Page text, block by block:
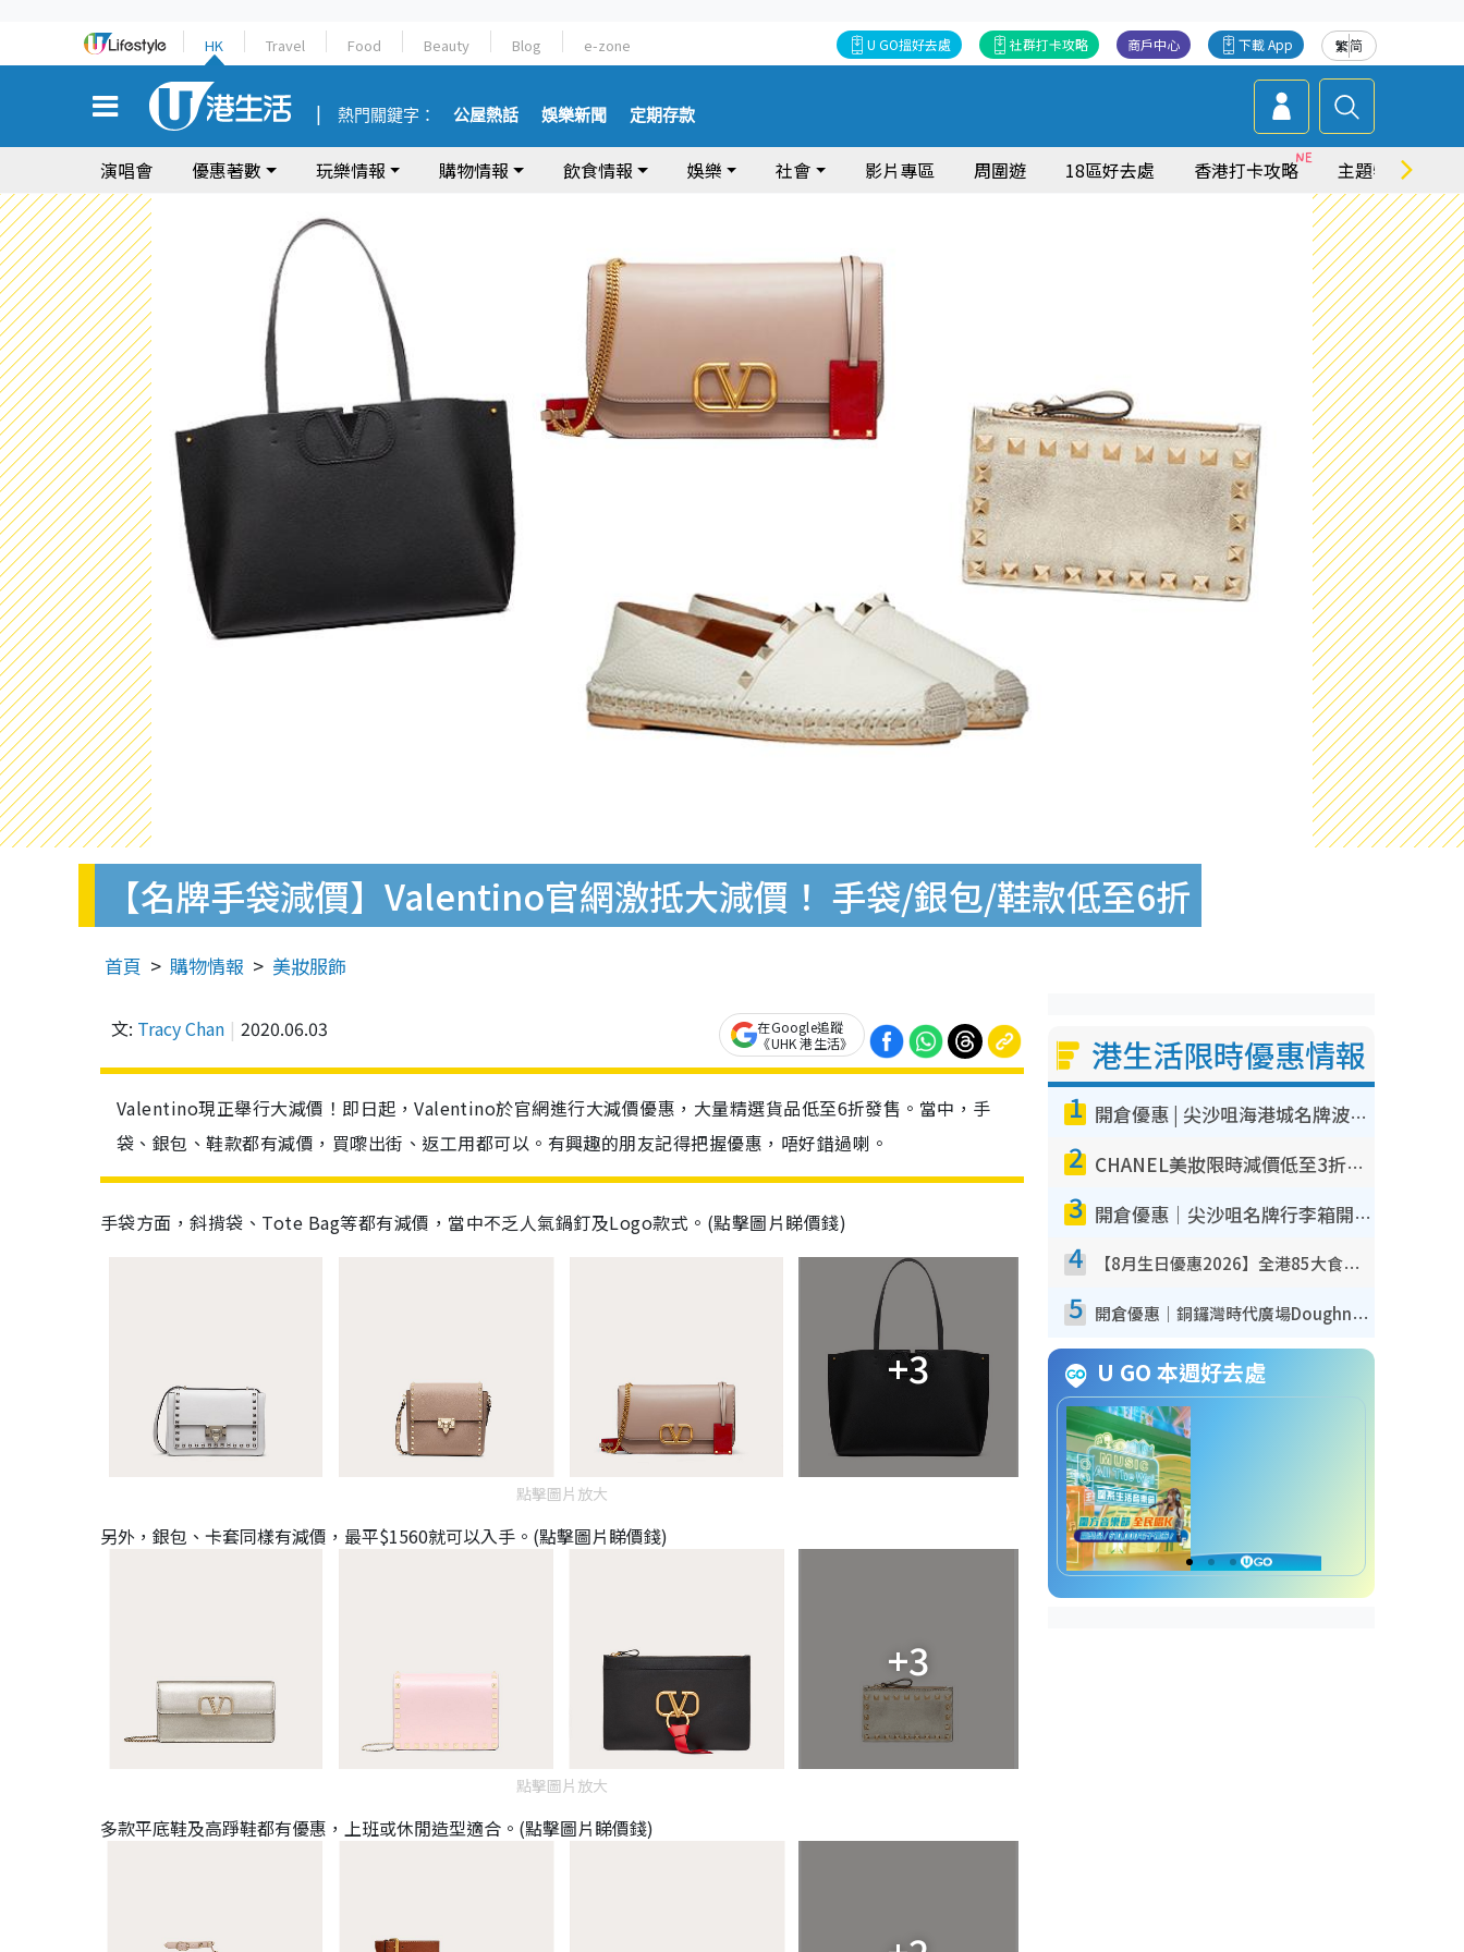
HK Travel Food Beauty Blog e-zone 繁简
下載 App
商戶中心
社群打卡攻略
U GO搵好去處
熱門關鍵字： 公屋熱話 娛樂新聞 定期存款
演唱會 優惠著數 玩樂情報 購物情報 飲食情報 娛樂 社會 影片專區 周圍遊 18區好去處 香港打卡攻略 主題特集
【名牌手袋減價】Valentino官網激抵大減價！ 手袋/銀包/鞋款低至6折
首頁 購物情報 美妝服飾
文: Tracy Chan 2020.06.03
在Google追蹤
《UHK 港生活》
Valentino現正舉行大減價！即日起，Valentino於官網進行大減價優惠，大量精選貨品低至6折發售。當中，手
袋、銀包、鞋款都有減價，買嚟出街、返工用都可以。有興趣的朋友記得把握優惠，唔好錯過喇。
手袋方面，斜揹袋、Tote Bag等都有減價，當中不乏人氣鍋釘及Logo款式。(點擊圖片睇價錢)
+3
點擊圖片放大
另外，銀包、卡套同樣有減價，最平$1560就可以入手。(點擊圖片睇價錢)
+3
點擊圖片放大
多款平底鞋及高踭鞋都有優惠，上班或休閒造型適合。(點擊圖片睇價錢)
港生活限時優惠情報
1 開倉優惠 | 尖沙咀海港城名牌波鞋開倉低至1折！On鞋$899起／Joy&Peace鞋履$98起
2 CHANEL美妝限時減價低至3折！人氣粉底/唇膏/精華液低至$275！COCO香水都有平
3 開倉優惠｜尖沙咀名牌行李箱開倉低至4折！一連5日 American Tourister/ace./Hallmark $200起！
4 【8月生日優惠2026】全港85大食買玩著數攻略 自助餐/火鍋放題同行免費＋誠品/DONKI送現金券
5 開倉優惠｜銅鑼灣時代廣場Doughnut/Campo Marzio開倉低至1折！背囊、書包、手袋劈價$200起
U GO 本週好去處